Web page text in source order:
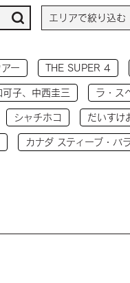
ー THE SUPER 4
子、中西圭三 ラ・ス
シャチホコ だいすけ
カナダ スティーブ・バ